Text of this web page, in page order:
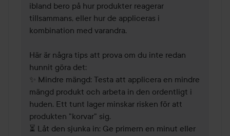
ibland bero på hur produkter reagerar
tillsammans, eller hur de appliceras i
kombination med varandra.
Här är några tips att prova om du inte redan
hunnit göra det:
✨ Mindre mängd: Testa att applicera en mindre
mängd produkt och arbeta in den ordentligt i
huden. Ett tunt lager minskar risken för att
produkten "korvar" sig.
⏳ Låt den sjunka in: Ge primern en minut eller